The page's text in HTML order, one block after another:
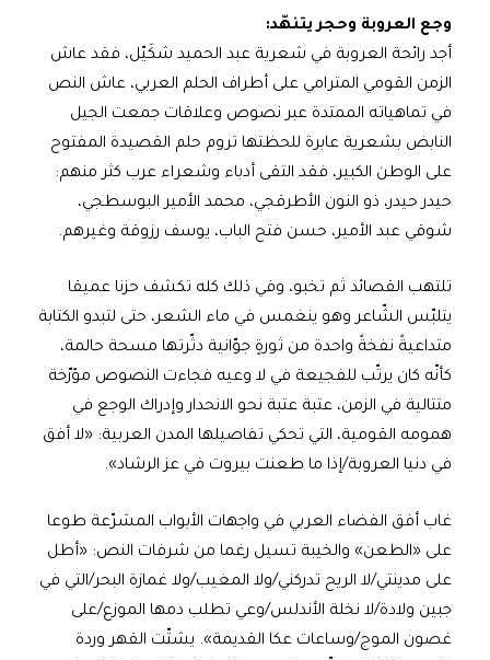
وجع العروبة وحجر يتنهّد:
أجد رائحة العروبة في شعرية عبد الحميد شكَيّل، فقد عاش
الزمن القومي المترامي على أطراف الحلم العربي، عاش النص
في تماهياته الممتدة عبر نصوص وعلاقات جمعت الجيل
النابض بشعرية عابرة للحظتها تروم حلم القصيدة المفتوح
على الوطن الكبير، فقد التقى أدباء وشعراء عرب كثر منهم:
حيدر حيدر، ذو النون الأطرقجي، محمد الأمير البوسطجي،
شوقي عبد الأمير، حسن فتح الباب، يوسف رزوقة وغيرهم.
تلتهب القصائد ثم تخبو، وفي ذلك كله تكشف حزنا عميقا
يتلبّس الشّاعر وهو ينغمس في ماء الشعر، حتى لتبدو الكتابة
متداعيةً نفخةً واحدة من ثورةٍ جوّانية دثّرتها مسحة حالمة،
كأنّه كان يرتّب للفجيعة في لا وعيه فجاءت النصوص مؤرّخة
متتالية في الزمن، عتبة عتبة نحو الانحدار وإدراك الوجع في
همومه القومية، التي تحكي تفاصيلها المدن العربية: «لا أفق
في دنيا العروبة/إذا ما طعنت بيروت في عز الرشاد».
غاب أفق الفضاء العربي في واجهات الأبواب المشرّعة طوعا
على «الطعن» والخيبة تسيل رغما من شرفات النص: «أطل
على مدينتي/لا الريح تدركني/ولا المغيب/ولا غمازة البحر/التي في
جبين ولادة/لا نخلة الأندلس/وعي تطلب دمها الموزع/على
غصون الموج/وساعات عكا القديمة». يشتّت القهر وردة